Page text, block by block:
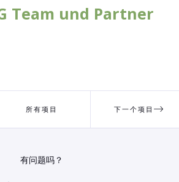
Team und Partner
所有项目 下一个项目
有问题吗？